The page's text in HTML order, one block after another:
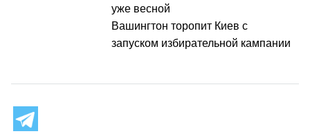
уже весной
Вашингтон торопит Киев с
запуском избирательной кампании